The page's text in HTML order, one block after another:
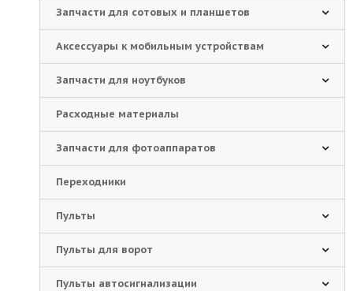
Запчасти для сотовых и планшетов
Аксессуары к мобильным устройствам
Запчасти для ноутбуков
Расходные материалы
Запчасти для фотоаппаратов
Переходники
Пульты
Пульты для ворот
Пульты автосигнализации